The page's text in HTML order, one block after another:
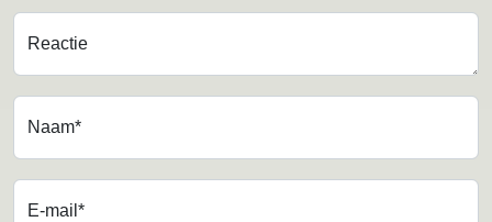
Reactie
Naam*
E-mail*